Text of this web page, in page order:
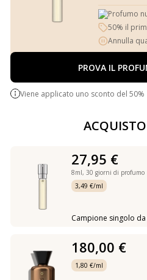
Profumo
50% il
Annulla
PROVA IL
Viene applicato uno sconto del 50%
27,95 €
8ml, 30 giorni di profumo
3,49 €/ml
Campione singolo da
180,00 €
1,80 €/ml